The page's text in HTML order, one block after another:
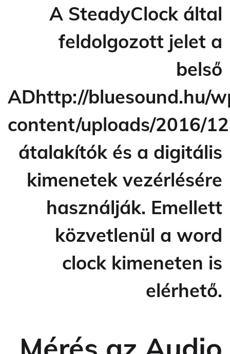
A SteadyClock által
feldolgozott jelet a
belső
ADhttp://bluesound.hu/
content/uploads/2016/
átalakítók és a digitális
kimenetek vezérlésére
használják. Emellett
közvetlenül a word
clock kimeneten is
elérhető.